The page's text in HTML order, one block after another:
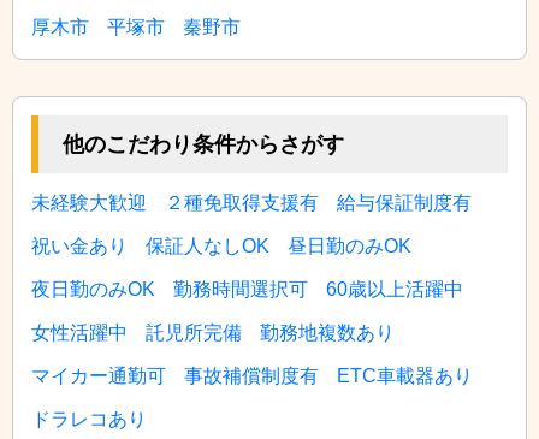
厚木市 平塚市 秦野市
他のこだわり条件からさがす
未経験大歓迎 ２種免取得支援有 給与保証制度有
祝い金あり 保証人なしOK 昼日勤のみOK
夜日勤のみOK 勤務時間選択可 60歳以上活躍中
女性活躍中 託児所完備 勤務地複数あり
マイカー通勤可 事故補償制度有 ETC車載器あり
ドラレコあり